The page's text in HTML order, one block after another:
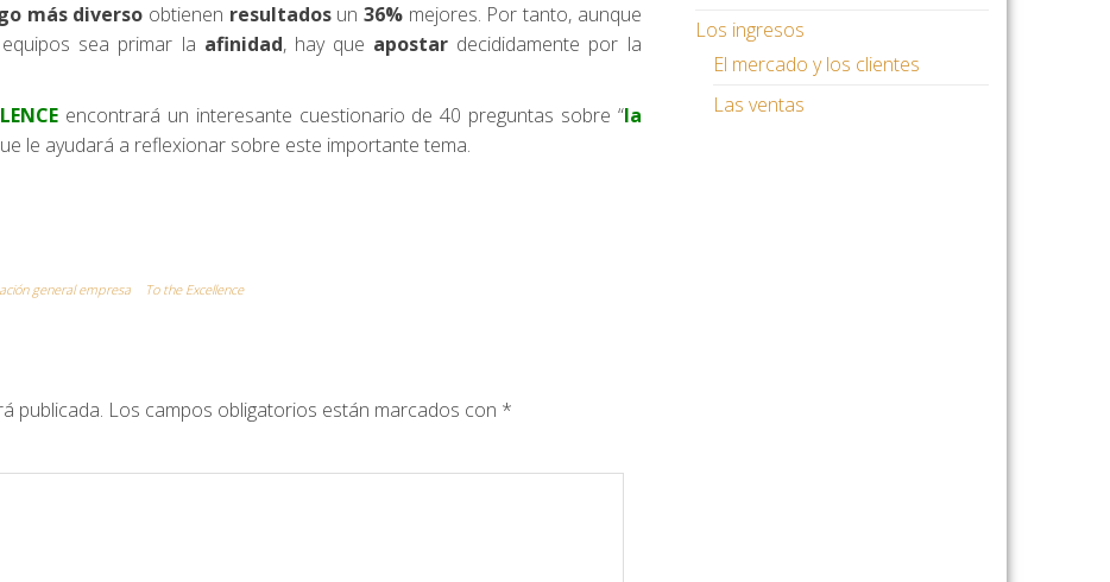
más diverso obtienen resultadosun 36% mejores. Por tanto, aunque
sea primar la afinidad, hay que apostar decididamente por la
encontrará un interesante cuestionario de 40 preguntas sobre “la
le ayudará a reflexionar sobre este importante tema.
general empresa To the Excellence
publicada. Los campos obligatorios están marcados con *
Los ingresos
El mercado y los clientes
Las ventas